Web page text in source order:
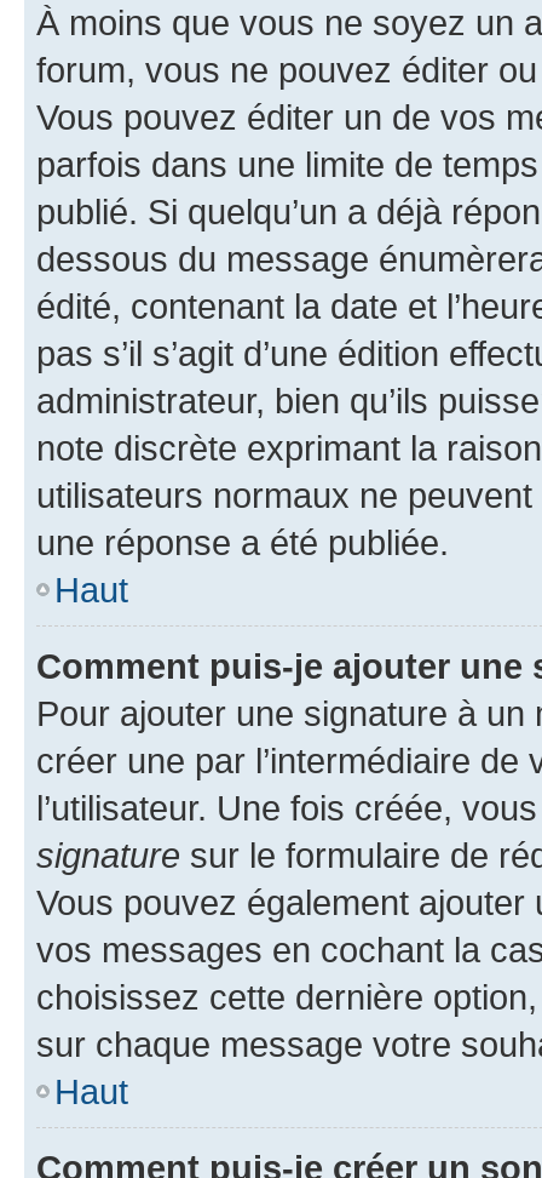
À moins que vous ne soyez un
forum, vous ne pouvez éditer
Vous pouvez éditer un de vos
parfois dans une limite de
publié. Si quelqu’un a déjà
dessous du message
édité, contenant la date et
pas s’il s’agit d’une édition
administrateur, bien qu’ils
note discrète exprimant la
utilisateurs normaux ne
une réponse a été publiée.
Haut
Comment puis-je ajouter une
Pour ajouter une signature à un
créer une par l’intermédiaire
l’utilisateur. Une fois créée,
signature sur le formulaire de
Vous pouvez également
vos messages en cochant la
choisissez cette dernière
sur chaque message votre
Haut
Comment puis-je créer un